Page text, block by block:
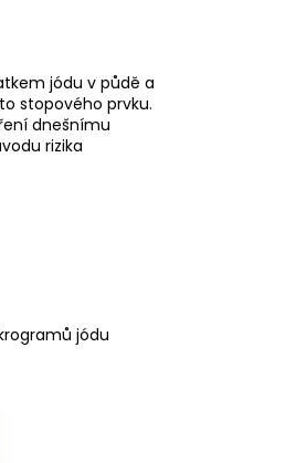
jódu v půdě a
stopového prvku.
dnešnímu
rizika
jódu